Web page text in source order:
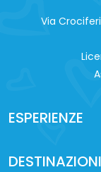
Via
ESPERIENZE
DESTINAZIONI